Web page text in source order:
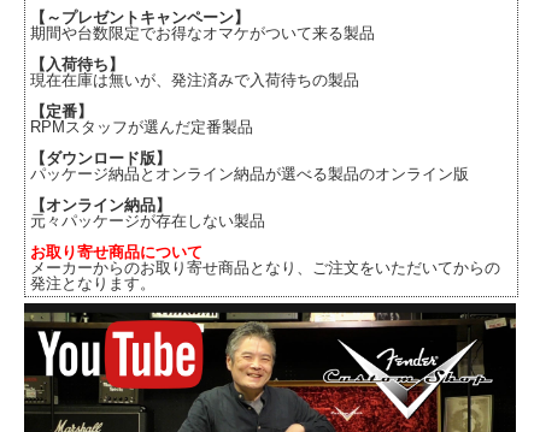
【～プレゼントキャンペーン】
期間や台数限定でお得なオマケがついて来る製品
【入荷待ち】
現在在庫は無いが、発注済みで入荷待ちの製品
【定番】
RPMスタッフが選んだ定番製品
【ダウンロード版】
パッケージ納品とオンライン納品が選べる製品のオンライン版
【オンライン納品】
元々パッケージが存在しない製品
お取り寄せ商品について
メーカーからのお取り寄せ商品となり、ご注文をいただいてからの
発注となります。